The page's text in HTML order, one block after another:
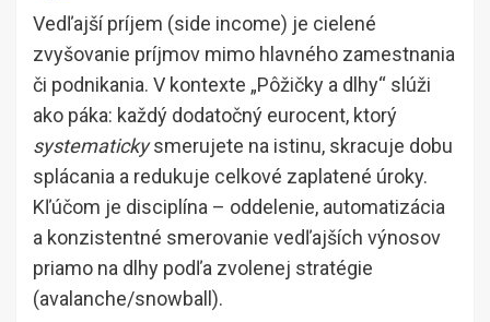
Vedľajší príjem (side income) je cielené
zvyšovanie príjmov mimo hlavného zamestnania
či podnikania. V kontexte „Pôžičky a dlhy“ slúži
ako páka: každý dodatočný eurocent, ktorý
systematickysmerujete na istinu, skracuje dobu
splácania a redukuje celkové zaplatené úroky.
Kľúčom je disciplína – oddelenie, automatizácia
a konzistentné smerovanie vedľajších výnosov
priamo na dlhy podľa zvolenej stratégie
(avalanche/snowball).